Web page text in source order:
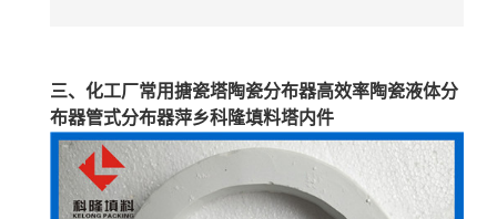
三、化工厂常用搪瓷塔陶瓷分布器高效率陶瓷液体分
布器管式分布器萍乡科隆填料塔内件